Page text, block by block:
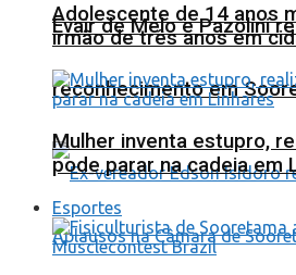
Evair de Melo e Pazolini
reconhecimento em
Adolescente de 14 anos
irmão de três anos em
Mulher inventa estupro,
pode parar na cadeia em
Esportes